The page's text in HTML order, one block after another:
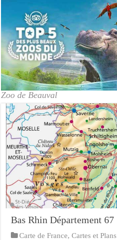
Zoo de Beauval
Bas Rhin Département 67
Carte de France,Cartes et Plans